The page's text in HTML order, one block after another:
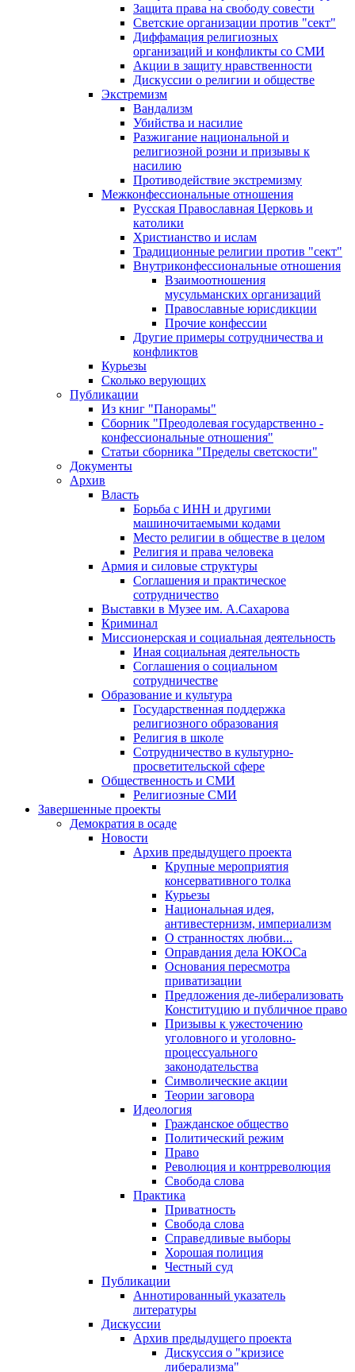
Защита права на свободу совести
Светские организации против "сект"
Диффамация религиозных
организаций и конфликты со СМИ
Акции в защиту нравственности
Дискуссии о религии и обществе
Экстремизм
Вандализм
Убийства и насилие
Разжигание национальной и
религиозной розни и призывы к
насилию
Противодействие экстремизму
Межконфессиональные отношения
Русская Православная Церковь и
католики
Христианство и ислам
Традиционные религии против "сект"
Внутриконфессиональные отношения
Взаимоотношения
мусульманских организаций
Православные юрисдикции
Прочие конфессии
Другие примеры сотрудничества и
конфликтов
Курьезы
Сколько верующих
Публикации
Из книг "Панорамы"
Сборник "Преодолевая государственно -
конфессиональные отношения"
Статьи сборника "Пределы светскости"
Документы
Архив
Власть
Борьба с ИНН и другими
машиночитаемыми кодами
Место религии в обществе в целом
Религия и права человека
Армия и силовые структуры
Соглашения и практическое
сотрудничество
Выставки в Музее им. А.Сахарова
Криминал
Миссионерская и социальная деятельность
Иная социальная деятельность
Соглашения о социальном
сотрудничестве
Образование и культура
Государственная поддержка
религиозного образования
Религия в школе
Сотрудничество в культурно-
просветительской сфере
Общественность и СМИ
Религиозные СМИ
Завершенные проекты
Демократия в осаде
Новости
Архив предыдущего проекта
Крупные мероприятия
консервативного толка
Курьезы
Национальная идея,
антивестернизм, империализм
О странностях любви...
Оправдания дела ЮКОСа
Основания пересмотра
приватизации
Предложения де-либерализовать
Конституцию и публичное право
Призывы к ужесточению
уголовного и уголовно-
процессуального
законодательства
Символические акции
Теории заговора
Идеология
Гражданское общество
Политический режим
Право
Революция и контрреволюция
Свобода слова
Практика
Приватность
Свобода слова
Справедливые выборы
Хорошая полиция
Честный суд
Публикации
Аннотированный указатель
литературы
Дискуссии
Архив предыдущего проекта
Дискуссия о "кризисе
либерализма"